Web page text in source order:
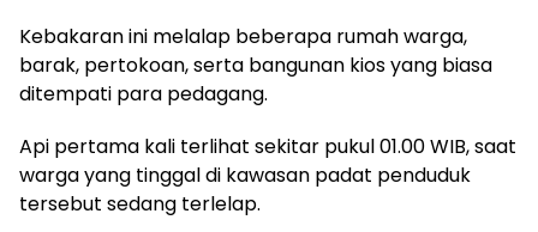
Kebakaran ini melalap beberapa rumah warga,
barak, pertokoan, serta bangunan kios yang biasa
ditempati para pedagang.
Api pertama kali terlihat sekitar pukul 01.00 WIB, saat
warga yang tinggal di kawasan padat penduduk
tersebut sedang terlelap.